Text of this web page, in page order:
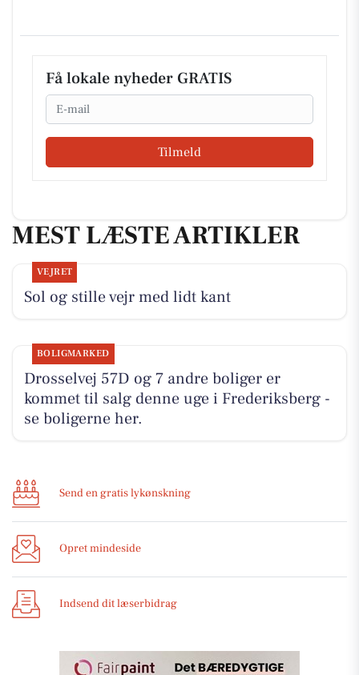
Få lokale nyheder GRATIS
Email
Tilmeld
MEST LÆSTE ARTIKLER
VEJRET
Sol og stille vejr med lidt kant
BOLIGMARKED
Drosselvej 57D og 7 andre boliger er
kommet til salg denne uge i Frederiksberg -
se boligerne her.
Send en gratis lykønskning
Opret mindeside
Indsend dit læserbidrag